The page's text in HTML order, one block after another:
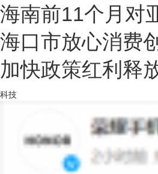
海南前11个月对
海口市放心消费
加快政策红利释
科技